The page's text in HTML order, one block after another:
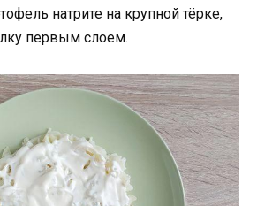
натрите на крупной тёрке,
первым слоем.